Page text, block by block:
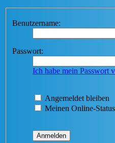
Benutzername:
Passwort:
Ich habe mein Passwort
Angemeldet bleiben
Meinen Online-